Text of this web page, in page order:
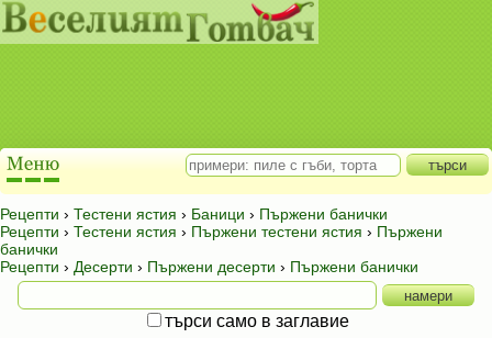
Рецепти › Тестени ястия › Баници › Пържени банички
Рецепти › Тестени ястия › Пържени тестени ястия › Пържени
банички
Рецепти › Десерти › Пържени десерти › Пържени банички
търси само в заглавие